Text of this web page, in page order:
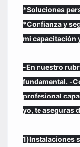
*Soluciones
*Confianza y
mi capacitación
-En nuestro
fundamental. -
profesional
yo, te aseguras
1)Instalaciones